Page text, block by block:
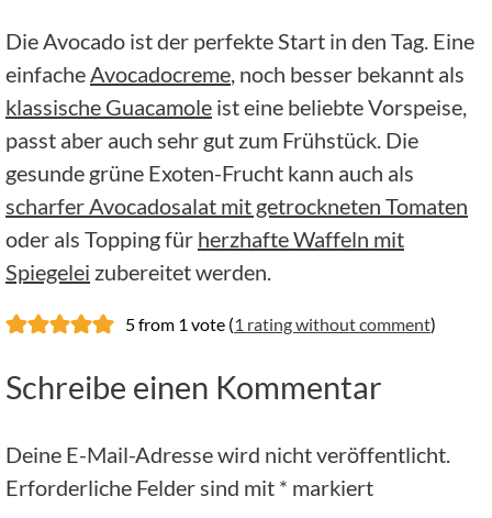
Die Avocado ist der perfekte Start in den Tag. Eine
einfacheAvocadocreme, noch besser bekannt als
klassische Guacamole ist eine beliebte Vorspeise,
passt aber auch sehr gut zum Frühstück. Die
gesunde grüne Exoten-Frucht kann auch als
scharfer Avocadosalat mit getrockneten Tomaten
oder als Topping für herzhafte Waffeln mit
Spiegelei zubereitet werden.
5 from 1 vote (1 rating without comment)
Schreibe einen Kommentar
Deine E-Mail-Adresse wird nicht veröffentlicht.
Erforderliche Felder sind mit * markiert